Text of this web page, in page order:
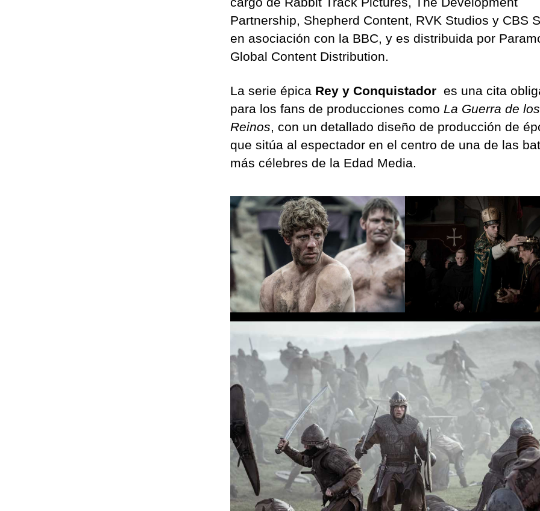
Partnership, Shepherd Content, RVK Studios y CBS
en asociación con la BBC, y es distribuida por
Global Content Distribution.
La serie épica Rey y Conquistador es una cita
para los fans de producciones como La Guerra de los
Reinos , con un detallado diseño de producción de
que sitúa al espectador en el centro de una de las
más célebres de la Edad Media.